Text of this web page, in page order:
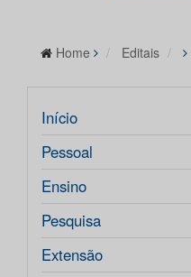
Home Editais
Início
Pessoal
Ensino
Pesquisa
Extensão